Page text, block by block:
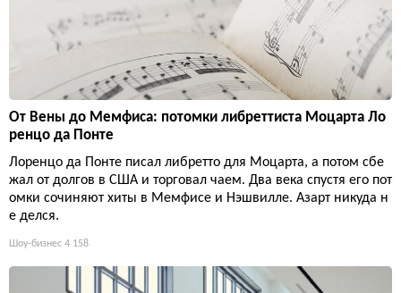
От Вены до Мемфиса: потомки либреттиста Моцарта Ло
ренцо да Понте
Лоренцо да Понте писал либретто для Моцарта, а потом сбе
жал от долгов в США и торговал чаем. Два века спустя его пот
омки сочиняют хиты в Мемфисе и Нэшвилле. Азарт никуда н
е делся.
Шоу-бизнес 4 158